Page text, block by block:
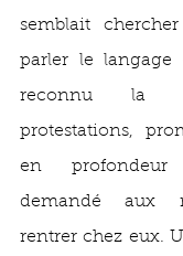
semblait
parler le
reconnu la
protestations,
en
demandé aux
rentrer chez eux.